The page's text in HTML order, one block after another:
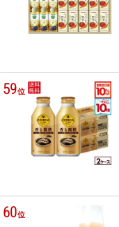
59位
60位